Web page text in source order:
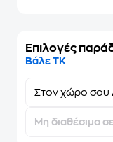
Επιλογές
Βάλε ΤΚ
Στον χώρο σου
Μη διαθέσιμο